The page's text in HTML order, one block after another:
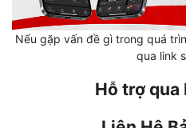
Phong Thủy - Tâm Linh
Nếu gặp vấn đề gì trong quá
qua link
Hỗ trợ qua